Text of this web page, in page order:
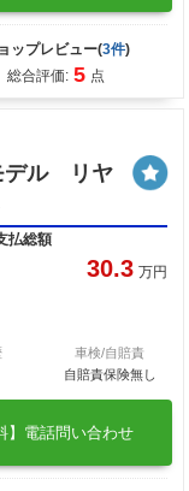
ップレビュー(3件)
総合評価: 5 点
デル リヤ
払総額
30.3 万円
車検/自賠責
自賠責保険無し
】電話問い合わせ